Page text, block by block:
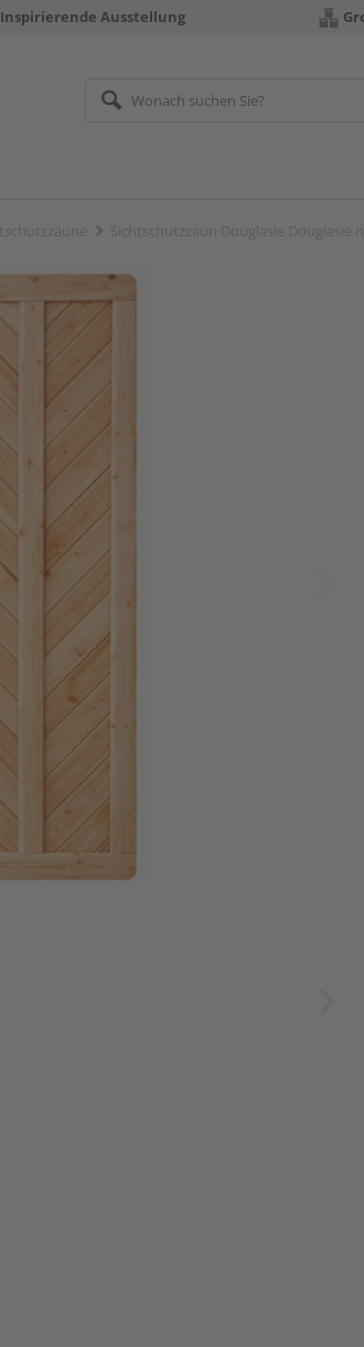
Inspirierende Ausstellung